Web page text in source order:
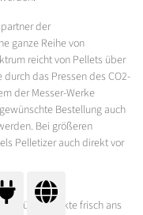
der
ganze Reihe von
reicht von Pellets über
das Pressen des CO2-
der Messer-Werke
Bestellung auch
Bei größeren
Pelletizer auch direkt vor
frisch ans